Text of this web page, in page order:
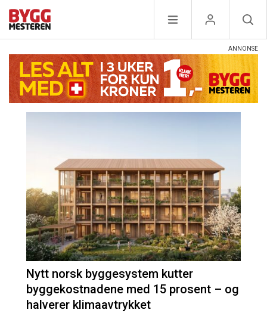
Nytt norsk byggesystem kutter
byggekostnadene med 15 prosent – og
halverer klimaavtrykket